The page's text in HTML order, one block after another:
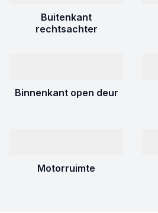
Buitenkant
rechtsachter
Binnenkant open deur
Motorruimte